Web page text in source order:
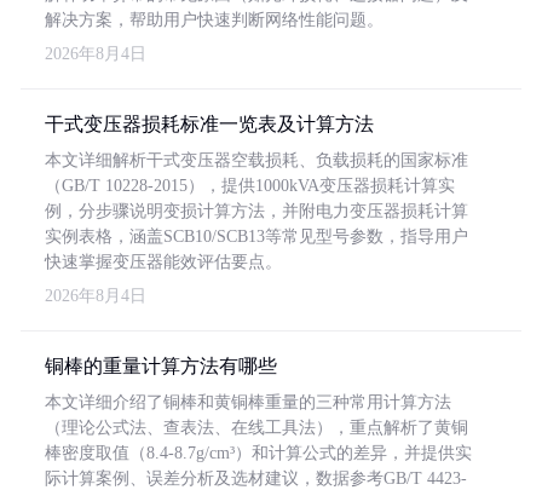
解决方案，帮助用户快速判断网络性能问题。
2026年8月4日
干式变压器损耗标准一览表及计算方法
本文详细解析干式变压器空载损耗、负载损耗的国家标准
（GB/T 10228-2015），提供1000kVA变压器损耗计算实
例，分步骤说明变损计算方法，并附电力变压器损耗计算
实例表格，涵盖SCB10/SCB13等常见型号参数，指导用户
快速掌握变压器能效评估要点。
2026年8月4日
铜棒的重量计算方法有哪些
本文详细介绍了铜棒和黄铜棒重量的三种常用计算方法
（理论公式法、查表法、在线工具法），重点解析了黄铜
棒密度取值（8.4-8.7g/cm³）和计算公式的差异，并提供实
际计算案例、误差分析及选材建议，数据参考GB/T 4423-